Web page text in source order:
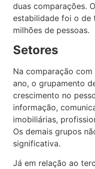
duas comparações.
estabilidade foi o de
milhões de pessoas.
Setores
Na comparação
ano, o grupamento
crescimento no
informação,
imobiliárias,
Os demais grupos
significativa.
Já em relação ao